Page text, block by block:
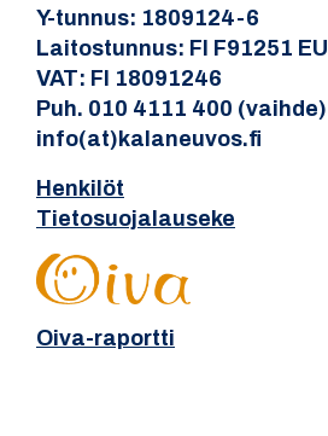
Y-tunnus: 1809124-6
Laitostunnus: FI F91251 EU
VAT: FI 18091246
Puh. 010 4111 400 (vaihde)
info(at)kalaneuvos.fi
Henkilöt
Tietosuojalauseke
Oiva-raportti